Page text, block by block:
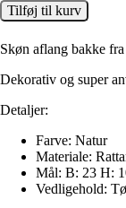
Tilføj til kurv
Skøn aflang bakke
Dekorativ og super
Detaljer:
Farve: Natur
Materiale:
Mål: B: 23 H:
Vedligehold: